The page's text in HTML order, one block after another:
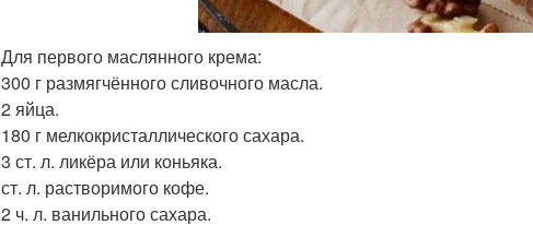
Для первого маслянного крема:
300 г размягчённого сливочного масла.
2 яйца.
180 г мелкокристаллического сахара.
3 ст. л. ликёра или коньяка.
ст. л. растворимого кофе.
2 ч. л. ванильного сахара.